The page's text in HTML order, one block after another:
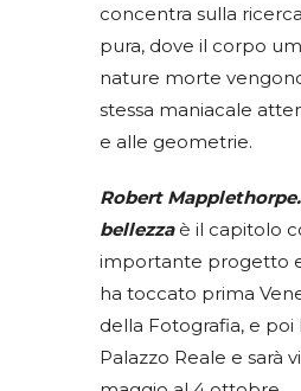
concentra sulla
pura, dove il corpo
nature morte
stessa maniacale
e alle geometrie.
Robert
bellezza è il capitolo
importante progetto
ha toccato prima
della Fotografia, e poi
Palazzo Reale e sarà